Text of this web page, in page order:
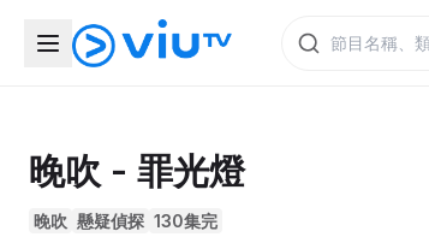
晚吹 - 罪光燈
晚吹 懸疑偵探 130集完